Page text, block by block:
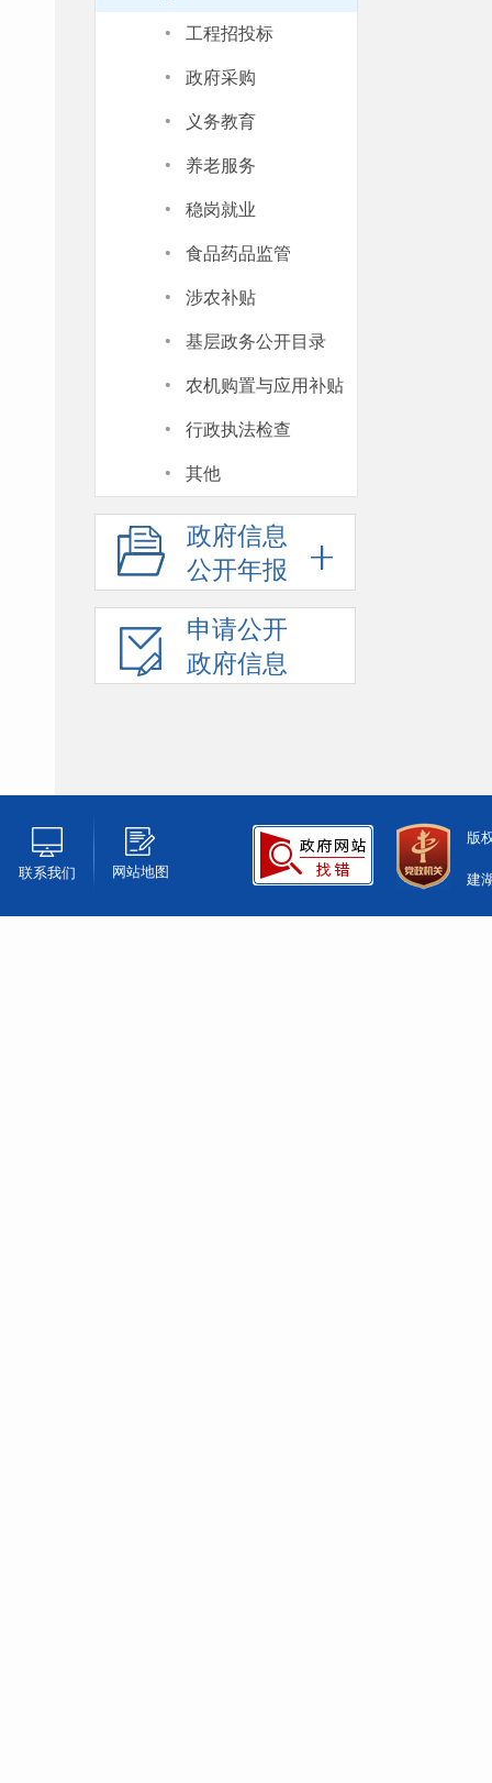
· 工程招投标
· 政府采购
· 义务教育
· 养老服务
· 稳岗就业
· 食品药品监管
· 涉农补贴
· 基层政务公开目录
· 农机购置与应用补贴
· 行政执法检查
· 其他
政府信息
公开年报
申请公开
政府信息
联系我们 网站地图
版
建